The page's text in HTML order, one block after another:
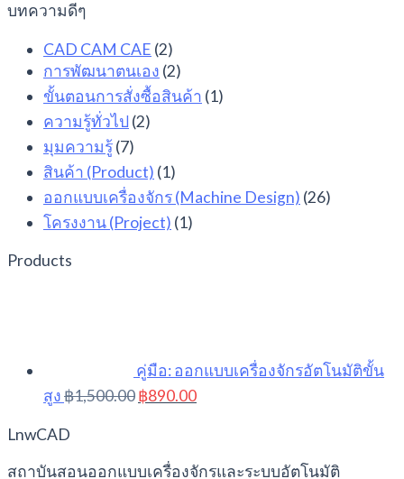
บทความดีๆ
CAD CAM CAE (2)
การพัฒนาตนเอง (2)
ขั้นตอนการสั่งซื้อสินค้า (1)
ความรู้ทั่วไป (2)
มุมความรู้(7)
สินค้า (Product) (1)
ออกแบบเครื่องจักร (Machine Design) (26)
โครงงาน (Project) (1)
Products
คู่มือ: ออกแบบเครื่องจักรอัตโนมัติขั้น
สูง฿1,500.00Original
฿890.00Current
LnwCAD
สถาบันสอนออกแบบเครื่องจักรและระบบอัตโนมัติ